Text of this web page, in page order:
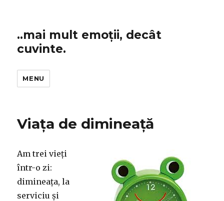
..mai mult emoții, decât
cuvinte.
MENU
Viața de dimineață
Am trei vieți
într-o zi:
dimineața, la
serviciu și